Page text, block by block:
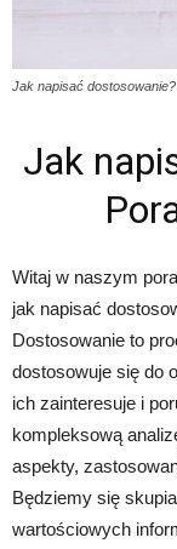
Jak napisać dostosowanie?
Jak
Witaj w naszym
jak napisać
Dostosowanie to
dostosowuje się do
ich zainteresuje i
kompleksową
aspekty,
Będziemy się
wartościowych